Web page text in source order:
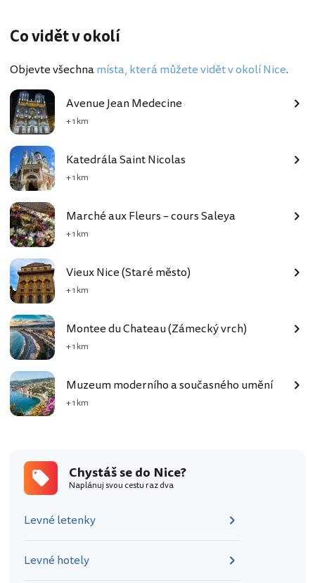
Co vidět v okolí
Objevte všechnamísta, která můžete vidět v okolí Nice.
Avenue Jean Medecine
+ 1 km
Katedrála Saint Nicolas
+ 1 km
Marché aux Fleurs – cours Saleya
+ 1 km
Vieux Nice (Staré město)
+ 1 km
Montee du Chateau (Zámecký vrch)
+ 1 km
Muzeum moderního a současného umění
+ 1 km
Chystáš se do Nice?
Naplánuj svou cestu raz dva
Levné letenky
Levné hotely